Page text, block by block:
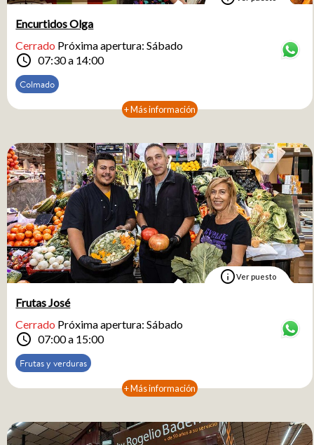
Encurtidos Olga
Cerrado Próxima apertura: Sábado
schedule 07:30 a 14:00
Colmado
+ Más información
infoVer puesto
Frutas José
Cerrado Próxima apertura: Sábado
schedule 07:00 a 15:00
Frutas y verduras
+ Más información